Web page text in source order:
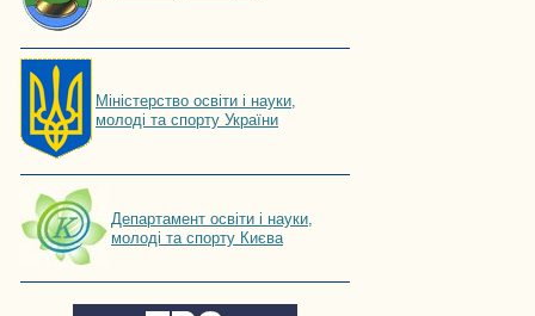
Мiнiстерство освiти і науки,
молоді та спорту України
Департамент освіти і науки,
молоді та спорту Києва